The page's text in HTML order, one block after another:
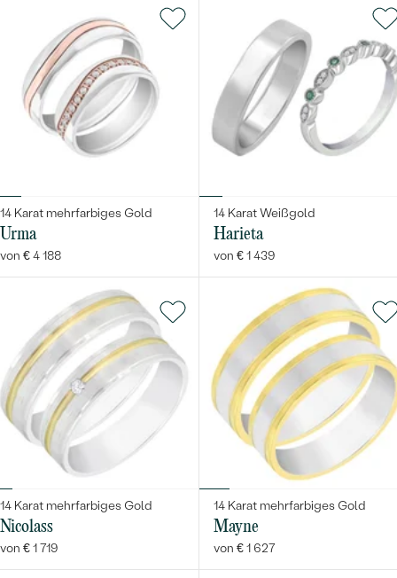
14 Karat mehrfarbiges Gold
Urma
von € 4 188
14 Karat Weißgold
Harieta
von € 1 439
14 Karat mehrfarbiges Gold
Nicolass
von € 1 719
14 Karat mehrfarbiges Gold
Mayne
von € 1 627